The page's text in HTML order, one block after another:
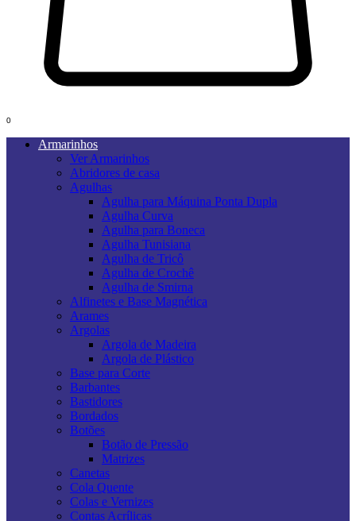
0
Armarinhos
Ver Armarinhos
Abridores de casa
Agulhas
Agulha para Máquina Ponta Dupla
Agulha Curva
Agulha para Boneca
Agulha Tunisiana
Agulha de Tricô
Agulha de Crochê
Agulha de Smirna
Alfinetes e Base Magnética
Arames
Argolas
Argola de Madeira
Argola de Plástico
Base para Corte
Barbantes
Bastidores
Bordados
Botões
Botão de Pressão
Matrizes
Canetas
Cola Quente
Colas e Vernizes
Contas Acrílicas